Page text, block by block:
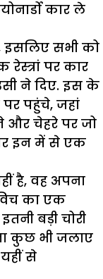
कार ले
इसलिए सभी को
पर कार
ने दिए. इस के
पहुंचे, जहां
और चेहरे पर जो
इन में से एक
है, वह अपना
का एक
बड़ी चोरी
कुछ भी जलाए
से